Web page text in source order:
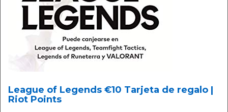
League of Legends €10 Tarjeta de regalo |
Riot Points